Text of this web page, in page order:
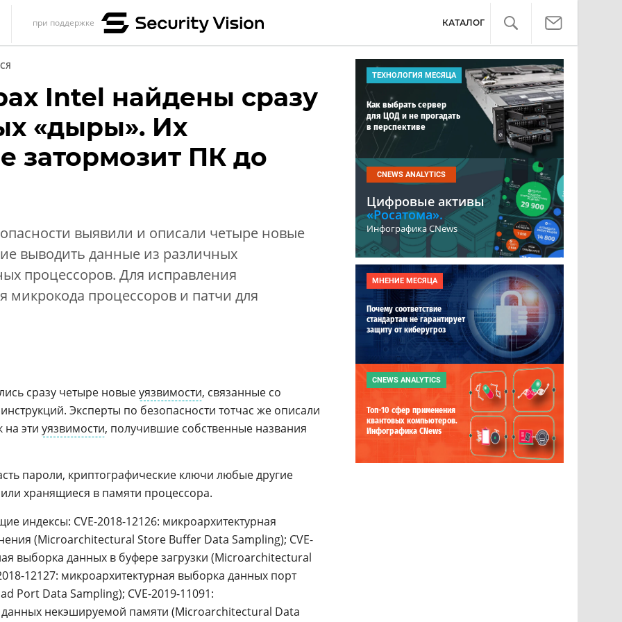
при поддержке КАТАЛОГ
Intel найдены сразу
«дыры». Их
затормозит ПК до
выявили и описали четыре новые
выводить данные из различных
процессоров. Для исправления
микрокода процессоров и патчи для
сразу четыре новыеуязвимости, связанные со
Эксперты по безопасности тотчас же описали
на эти уязвимости, получившие собственные названия
пароли, криптографические ключи любые другие
хранящиеся в памяти процессора.
индексы: CVE-2018-12126: микроархитектурная
(Microarchitectural Store Buffer Data Sampling); CVE-
выборка данных в буфере загрузки (Microarchitectural
12127: микроархитектурная выборка данных порт
Port Data Sampling); CVE-2019-11091:
некэшируемой памяти (Microarchitectural Data
ТЕХНОЛОГИЯ МЕСЯЦА
Как выбрать сервер
для ЦОД и не прогадать
в перспективе
CNEWS ANALYTICS
Цифровые активы
«Росатома».
Инфографика CNews
МНЕНИЕ МЕСЯЦА
Почему соответствие
стандартам не гарантирует
защиту от киберугроз
CNEWS ANALYTICS
Топ-10 сфер применения
квантовых компьютеров.
Инфографика CNews